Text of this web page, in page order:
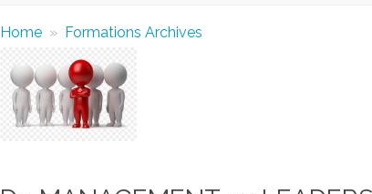
Home » Formations Archives